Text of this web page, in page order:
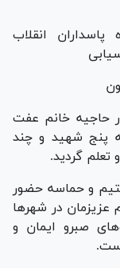
انقلاب
حاجیه خانم عفت
پنج شهید و چند
تعلم گردید.
و حماسه حضور
عزیزمان در شهر‌ها
صبرو ایمان و